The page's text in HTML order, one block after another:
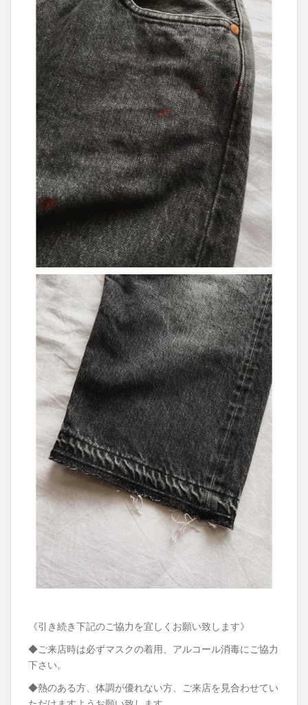
《引き続き下記のご協力を宜しくお願い致します》
◆ご来店時は必ずマスクの着用、アルコール消毒にご協力
下さい。
◆熱のある方、体調が優れない方、ご来店を見合わせてい